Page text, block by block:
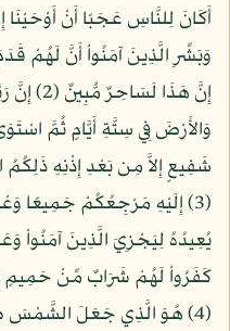
أَكَانَ لِلنَّاسِ عَجَبًا أَنْ
وَبَشِّرِ الَّذِينَ آمَنُواْ أَنَّ لَهُمْ
إِنَّ هَذَا
وَالأَرْضَ فِي سِتَّةِ أَيَّامٍ ثُمَّ
شَفِيعٍ إِلاَّ مِن بَعْدِ إِذْنِهِ ذَلِكُمُ
(3) إِلَيْهِ مَرْجِعُكُمْ جَمِيعًا
يُعِيدُهُ لِيَجْزِيَ الَّذِينَ آمَنُواْ
كَفَرُواْ لَهُمْ شَرَابٌ مِّنْ حَمِيمٍ
(4) هُوَ الَّذِي جَعَلَ الشَّمْسَ